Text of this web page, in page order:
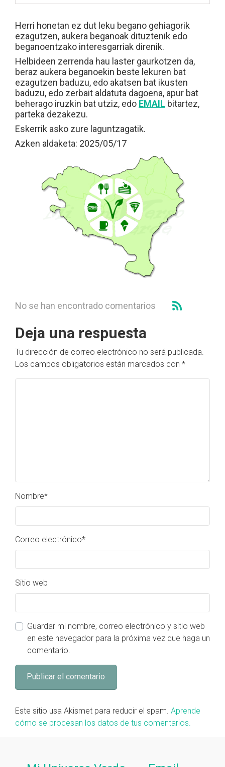
Herri honetan ez dut leku begano gehiagorik
ezagutzen, aukera beganoak dituztenik edo
beganoentzako interesgarriak direnik.
Helbideen zerrenda hau laster gaurkotzen da,
beraz aukera beganoekin beste lekuren bat
ezagutzen baduzu, edo akatsen bat ikusten
baduzu, edo zerbait aldatuta dagoena, apur bat
beherago iruzkin bat utziz, edo EMAIL bitartez,
parteka dezakezu.
Eskerrik asko zure laguntzagatik.
Azken aldaketa: 2025/05/17
No se han encontrado comentarios
Deja una respuesta
Tu dirección de correo electrónico no será publicada.
Los campos obligatorios están marcados con *
Nombre*
Correo electrónico*
Sitio web
Guardar mi nombre, correo electrónico y sitio web
en este navegador para la próxima vez que haga un
comentario.
Este sitio usa Akismet para reducir el spam. Aprende
cómo se procesan los datos de tus comentarios.